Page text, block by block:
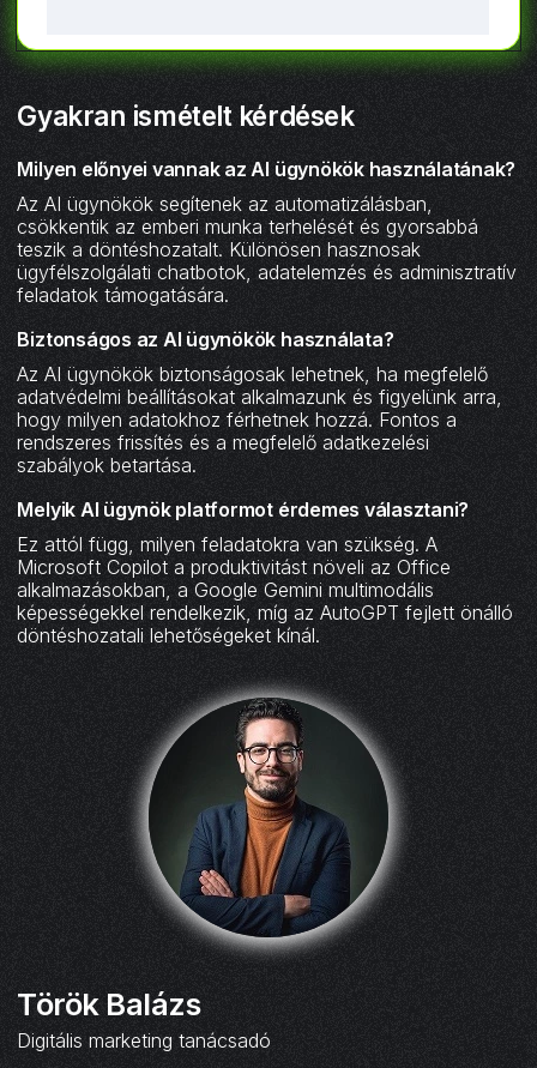
Gyakran ismételt kérdések
Milyen előnyei vannak az AI ügynökök használatának?
Az AI ügynökök segítenek az automatizálásban,
csökkentik az emberi munka terhelését és gyorsabbá
teszik a döntéshozatalt. Különösen hasznosak
ügyfélszolgálati chatbotok, adatelemzés és adminisztratív
feladatok támogatására.
Biztonságos az AI ügynökök használata?
Az AI ügynökök biztonságosak lehetnek, ha megfelelő
adatvédelmi beállításokat alkalmazunk és figyelünk arra,
hogy milyen adatokhoz férhetnek hozzá. Fontos a
rendszeres frissítés és a megfelelő adatkezelési
szabályok betartása.
Melyik AI ügynök platformot érdemes választani?
Ez attól függ, milyen feladatokra van szükség. A
Microsoft Copilot a produktivitást növeli az Office
alkalmazásokban, a Google Gemini multimodális
képességekkel rendelkezik, míg az AutoGPT fejlett önálló
döntéshozatali lehetőségeket kínál.
Török Balázs
Digitális marketing tanácsadó